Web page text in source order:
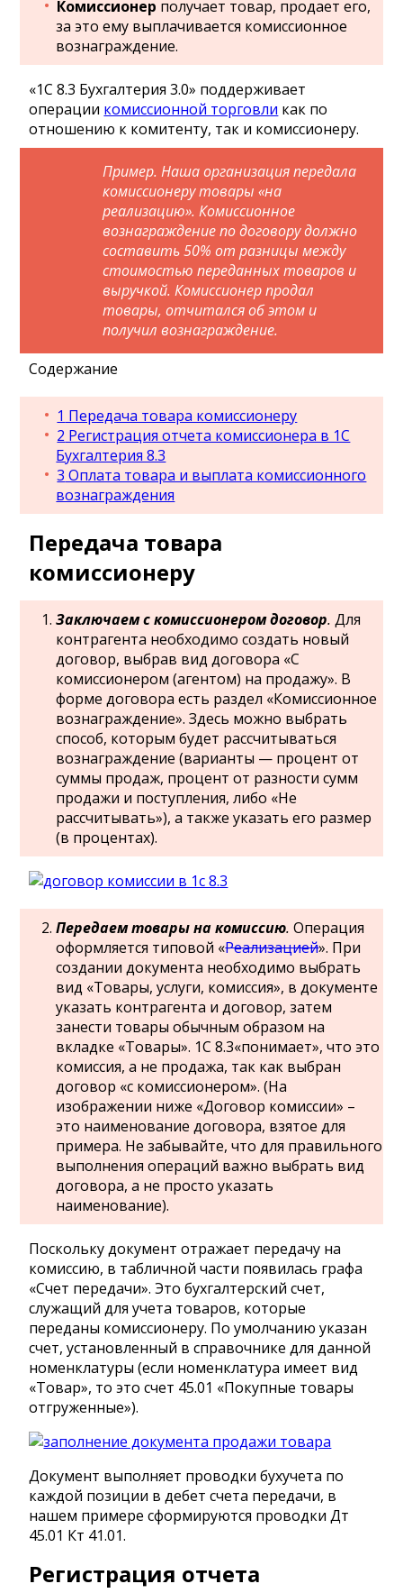
Комиссионер получает товар, продает его,
за это ему выплачивается комиссионное
вознаграждение.
«1С 8.3 Бухгалтерия 3.0» поддерживает
операции комиссионной торговли как по
отношению к комитенту, так и комиссионеру.
Пример. Наша организация передала
комиссионеру товары «на
реализацию». Комиссионное
вознаграждение по договору должно
составить 50% от разницы между
стоимостью переданных товаров и
выручкой. Комиссионер продал
товары, отчитался об этом и
получил вознаграждение.
Содержание
1 Передача товара комиссионеру
2 Регистрация отчета комиссионера в 1С
Бухгалтерия 8.3
3 Оплата товара и выплата комиссионного
вознаграждения
Передача товара
комиссионеру
Заключаем с комиссионером договор.Для
контрагента необходимо создать новый
договор, выбрав вид договора «С
комиссионером (агентом) на продажу». В
форме договора есть раздел «Комиссионное
вознаграждение». Здесь можно выбрать
способ, которым будет рассчитываться
вознаграждение (варианты — процент от
суммы продаж, процент от разности сумм
продажи и поступления, либо «Не
рассчитывать»), а также указать его размер
(в процентах).
Передаем товары на комиссию. Операция
оформляется типовой «Реализацией». При
создании документа необходимо выбрать
вид «Товары, услуги, комиссия», в документе
указать контрагента и договор, затем
занести товары обычным образом на
вкладке «Товары». 1С 8.3«понимает», что это
комиссия, а не продажа, так как выбран
договор «с комиссионером». (На
изображении ниже «Договор комиссии» –
это наименование договора, взятое для
примера. Не забывайте, что для правильного
выполнения операций важно выбрать вид
договора, а не просто указать
наименование).
Поскольку документ отражает передачу на
комиссию, в табличной части появилась графа
«Счет передачи». Это бухгалтерский счет,
служащий для учета товаров, которые
переданы комиссионеру. По умолчанию указан
счет, установленный в справочнике для данной
номенклатуры (если номенклатура имеет вид
«Товар», то это счет 45.01 «Покупные товары
отгруженные»).
Документ выполняет проводки бухучета по
каждой позиции в дебет счета передачи, в
нашем примере сформируются проводки Дт
45.01 Кт 41.01.
Регистрация отчета